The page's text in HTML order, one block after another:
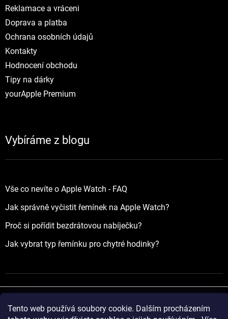
Tento web používá soubory cookie. Dalším procházením
Reklamace a vráceni
Doprava a platba
Ochrana osobních údajů
Kontakty
Hodnocení obchodu
Tipy na dárky
yourApple Premium
Vybíráme z blogu
Vše co nevíte o Apple Watch - FAQ
Jak správně vyčistit řemínek na Apple Watch?
Proč si pořídit bezdrátovou nabíječku?
Jak vybrat typ řemínku pro chytré hodinky?
Vytvořil Shoptet